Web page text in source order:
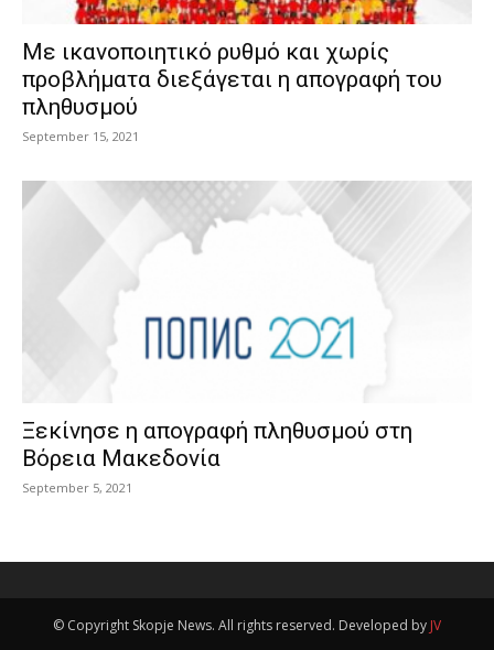
Με ικανοποιητικό ρυθμό και χωρίς
προβλήματα διεξάγεται η απογραφή του
πληθυσμού
September 15, 2021
Ξεκίνησε η απογραφή πληθυσμού στη
Βόρεια Μακεδονία
September 5, 2021
© Copyright Skopje News. All rights reserved. Developed by JV